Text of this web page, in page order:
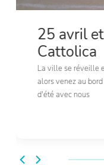
25 avril
Cattolica
La ville se réveille
alors venez au
d'été avec nous